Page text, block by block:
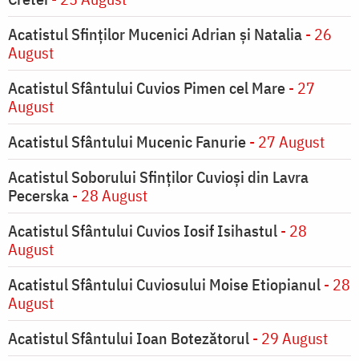
Acatistul Sfinților Mucenici Adrian și Natalia- 26
August
Acatistul Sfântului Cuvios Pimen cel Mare- 27
August
Acatistul Sfântului Mucenic Fanurie- 27 August
Acatistul Soborului Sfinților Cuvioși din Lavra
Pecerska- 28 August
Acatistul Sfântului Cuvios Iosif Isihastul- 28
August
Acatistul Sfântului Cuviosului Moise Etiopianul- 28
August
Acatistul Sfântului Ioan Botezătorul- 29 August